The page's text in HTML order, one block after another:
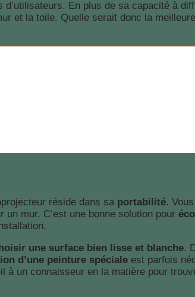
En plus de sa capacité à
et la toile. Quelle serait donc la
réside dans sa portabilité.
mur. C’est une bonne solution pour
une surface bien lisse et blanche.
d’une peinture spéciale est parfois
à un connaisseur en la matière pour